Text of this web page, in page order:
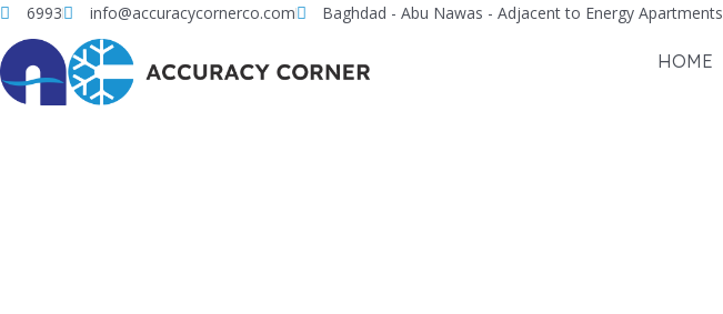
Skip
to
content
6993 info@accuracycornerco.com Baghdad - Abu Nawas - Adjacent to Energy Apartments
HOME